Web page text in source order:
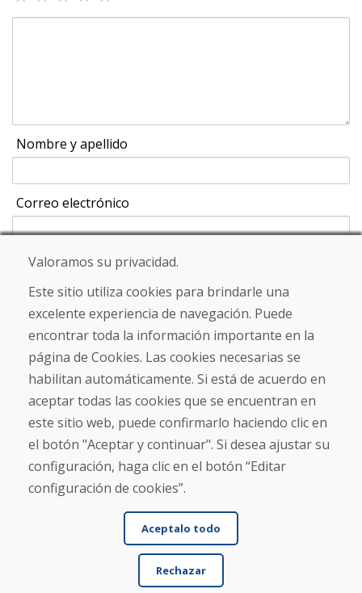
Nombre y apellido
Correo electrónico
Enviar
Línea de información
+421 919 282 306
info@domivosport.es
Sobre nosotros
Blog
Sobre nosotros
Comercio
Compra
Tienda electrónica
Términos y condiciones
Valoramos su privacidad.
Este sitio utiliza cookies para brindarle una
excelente experiencia de navegación. Puede
encontrar toda la información importante en la
página de Cookies. Las cookies necesarias se
habilitan automáticamente. Si está de acuerdo en
aceptar todas las cookies que se encuentran en
este sitio web, puede confirmarlo haciendo clic en
el botón "Aceptar y continuar". Si desea ajustar su
configuración, haga clic en el botón “Editar
configuración de cookies”.
Aceptalo todo
Rechazar